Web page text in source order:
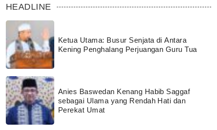
HEADLINE
Ketua Utama: Busur Senjata di Antara
Kening Penghalang Perjuangan Guru Tua
Anies Baswedan Kenang Habib Saggaf
sebagai Ulama yang Rendah Hati dan
Perekat Umat